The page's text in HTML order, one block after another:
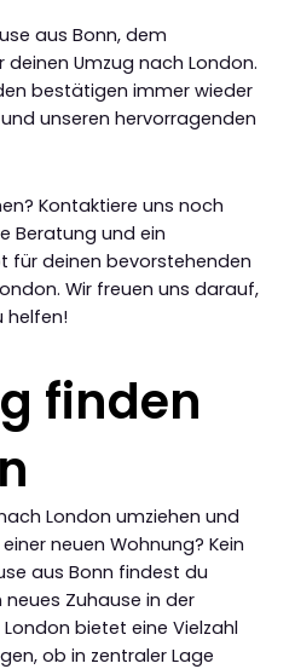
aus Bonn, dem
deinen Umzug nach London.
bestätigen immer wieder
unseren hervorragenden
Kontaktiere uns noch
Beratung und ein
für deinen bevorstehenden
Wir freuen uns darauf,
helfen!
finden
London umziehen und
neuen Wohnung? Kein
aus Bonn findest du
Zuhause in der
bietet eine Vielzahl
ob in zentraler Lage